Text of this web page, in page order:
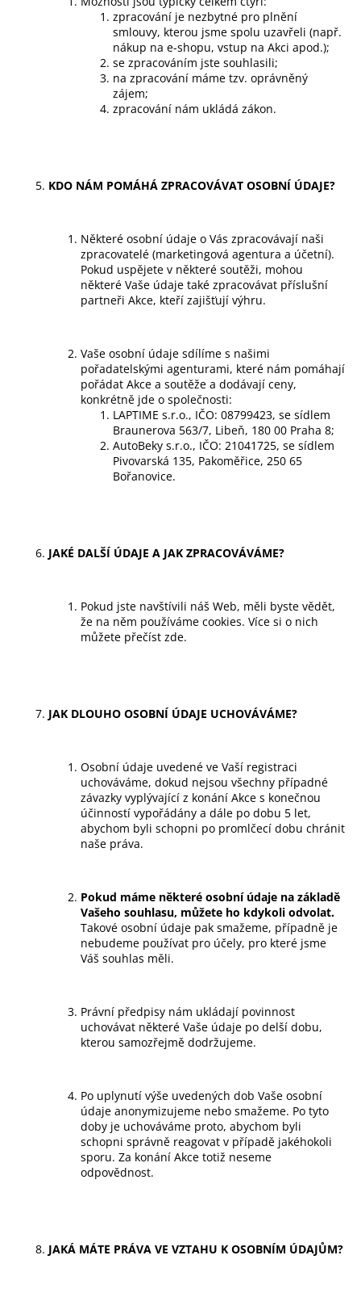
zpracování je nezbytné pro plnění
smlouvy, kterou jsme spolu uzavřeli (např.
nákup na e-shopu, vstup na Akci apod.);
se zpracováním jste souhlasili;
na zpracování máme tzv. oprávněný
zájem;
zpracování nám ukládá zákon.
KDO NÁM POMÁHÁ ZPRACOVÁVAT OSOBNÍ ÚDAJE?
Některé osobní údaje o Vás zpracovávají naši
zpracovatelé (marketingová agentura a účetní).
Pokud uspějete v některé soutěži, mohou
některé Vaše údaje také zpracovávat příslušní
partneři Akce, kteří zajišťují výhru.
Vaše osobní údaje sdílíme s našimi
pořadatelskými agenturami, které nám pomáhají
pořádat Akce a soutěže a dodávají ceny,
konkrétně jde o společnosti:
LAPTIME s.r.o., IČO: 08799423, se sídlem
Braunerova 563/7, Libeň, 180 00 Praha 8;
AutoBeky s.r.o., IČO: 21041725, se sídlem
Pivovarská 135, Pakoměřice, 250 65
Bořanovice.
JAKÉ DALŠÍ ÚDAJE A JAK ZPRACOVÁVÁME?
Pokud jste navštívili náš Web, měli byste vědět,
že na něm používáme cookies. Více si o nich
můžete přečíst zde.
JAK DLOUHO OSOBNÍ ÚDAJE UCHOVÁVÁME?
Osobní údaje uvedené ve Vaší registraci
uchováváme, dokud nejsou všechny případné
závazky vyplývající z konání Akce s konečnou
účinností vypořádány a dále po dobu 5 let,
abychom byli schopni po promlčecí dobu chránit
naše práva.
Pokud máme některé osobní údaje na základě
Vašeho souhlasu, můžete ho kdykoli odvolat.
Takové osobní údaje pak smažeme, případně je
nebudeme používat pro účely, pro které jsme
Váš souhlas měli.
Právní předpisy nám ukládají povinnost
uchovávat některé Vaše údaje po delší dobu,
kterou samozřejmě dodržujeme.
Po uplynutí výše uvedených dob Vaše osobní
údaje anonymizujeme nebo smažeme. Po tyto
doby je uchováváme proto, abychom byli
schopni správně reagovat v případě jakéhokoli
sporu. Za konání Akce totiž neseme
odpovědnost.
JAKÁ MÁTE PRÁVA VE VZTAHU K OSOBNÍM ÚDAJŮM?